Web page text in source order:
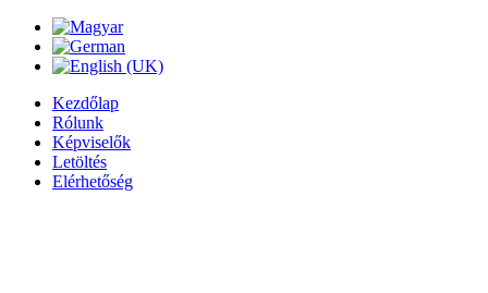
Kezdőlap
Rólunk
Képviselők
Letöltés
Elérhetőség